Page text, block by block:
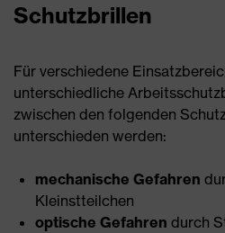
Schutzbrillen
Für verschiedene
unterschiedliche
zwischen den folgenden
unterschieden werden:
mechanische Gefahren
Kleinstteilchen
optische Gefahren durch